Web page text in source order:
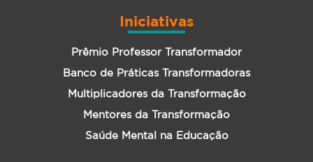
Iniciativas
Prêmio Professor Transformador
Banco de Práticas Transformadoras
Multiplicadores da Transformação
Mentores da Transformação
Saúde Mental na Educação